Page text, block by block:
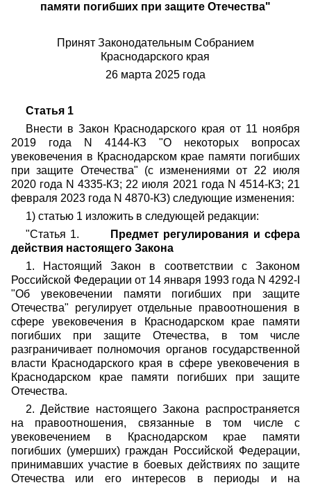
памяти погибших при защите Отечества"
Принят Законодательным Собранием
Краснодарского края
26 марта 2025 года
Статья 1
Внести в Закон Краснодарского края от 11 ноября
2019 года N 4144-КЗ "О некоторых вопросах
увековечения в Краснодарском крае памяти погибших
при защите Отечества" (с изменениями от 22 июля
2020 года N 4335-КЗ; 22 июля 2021 года N 4514-КЗ; 21
февраля 2023 года N 4870-КЗ) следующие изменения:
1) статью 1 изложить в следующей редакции:
"Статья 1.
Предмет регулирования и сфера
действия настоящего Закона
1. Настоящий Закон в соответствии с Законом
Российской Федерации от 14 января 1993 года N 4292-I
"Об увековечении памяти погибших при защите
Отечества" регулирует отдельные правоотношения в
сфере увековечения в Краснодарском крае памяти
погибших при защите Отечества, в том числе
разграничивает полномочия органов государственной
власти Краснодарского края в сфере увековечения в
Краснодарском крае памяти погибших при защите
Отечества.
2. Действие настоящего Закона распространяется
на правоотношения, связанные в том числе с
увековечением в Краснодарском крае памяти
погибших (умерших) граждан Российской Федерации,
принимавших участие в боевых действиях по защите
Отечества или его интересов в периоды и на